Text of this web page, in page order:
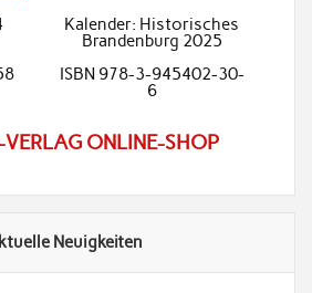
Kalender: Historisches
Brandenburg 2025
ISBN 978-3-945402-30-
6
ONLINE-SHOP
Neuigkeiten